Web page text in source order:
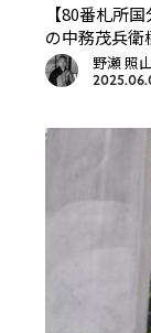
【80番札所
の中務茂兵衛
野瀬 照